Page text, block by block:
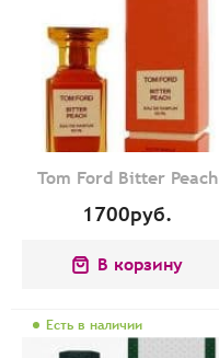
Tom Ford Bitter Peach
1700руб.
В корзину
Есть в наличии